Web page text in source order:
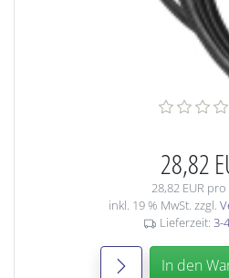
28,82
28,82 EUR
inkl. 19 % MwSt. zzgl.
Lieferzeit: 3-
In den